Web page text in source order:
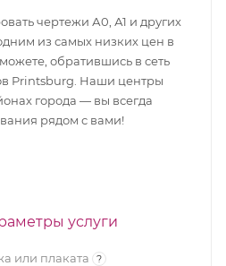
чертежи А0, А1 и других
из самых низких цен в
обратившись в сеть
Printsburg. Наши центры
города — вы всегда
рядом с вами!
услуги
или плаката ?